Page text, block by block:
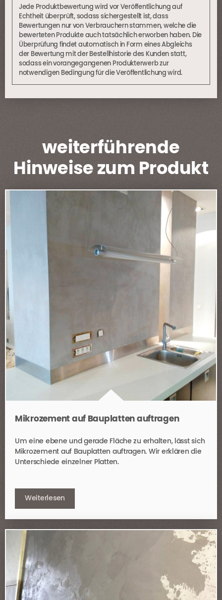
Jede Produktbewertung wird vor Veröffentlichung auf
Echtheit überprüft, sodass sichergestellt ist, dass
Bewertungen nur von Verbrauchern stammen, welche die
bewerteten Produkte auch tatsächlich erworben haben. Die
Überprüfung findet automatisch in Form eines Abgleichs
der Bewertung mit der Bestellhistorie des Kunden statt,
sodass ein vorangegangenen Produkterwerb zur
notwendigen Bedingung für die Veröffentlichung wird.
weiterführende
Hinweise zum Produkt
Mikrozement auf Bauplatten auftragen
Um eine ebene und gerade Fläche zu erhalten, lässt sich
Mikrozement auf Bauplatten auftragen. Wir erklären die
Unterschiede einzelner Platten.
Weiterlesen